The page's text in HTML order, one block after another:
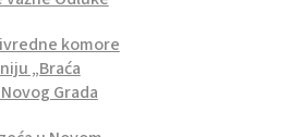
komore
„Braća
Grada